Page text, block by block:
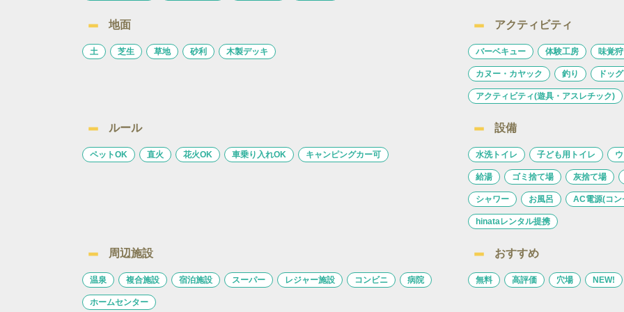
地面
土 芝生 草地 砂利 木製デッキ
アクティビティ
バーベキュー 体験工房 味覚
カヌー・カヤック 釣り ドッ
アクティビティ(遊具・アスレチック)
ルール
ペットOK 直火 花火OK 車乗り入れOK キャンピングカー可
設備
水洗トイレ 子ども用トイレ
給湯 ゴミ捨て場 灰捨て場
シャワー お風呂 AC電源(コン
hinataレンタル提携
周辺施設
温泉 複合施設 宿泊施設 スーパー レジャー施設 コンビニ 病院
ホームセンター
おすすめ
無料 高評価 穴場 NEW!